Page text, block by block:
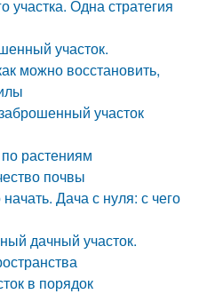
участка. Одна стратегия
участок.
можно восстановить,
участок
растениям
почвы
Дача с нуля: с чего
дачный участок.
в порядок